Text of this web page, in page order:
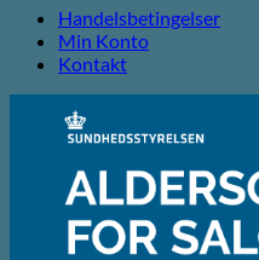
Handelsbetingelser
Min Konto
Kontakt